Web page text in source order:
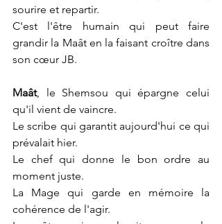
sourire et repartir.
C'est l'être humain qui peut faire
grandir la Maât en la faisant croître dans
son cœur JB.
Maât, le Shemsou qui épargne celui
qu'il vient de vaincre.
Le scribe qui garantit aujourd'hui ce qui
prévalait hier.
Le chef qui donne le bon ordre au
moment juste.
La Mage qui garde en mémoire la
cohérence de l'agir.